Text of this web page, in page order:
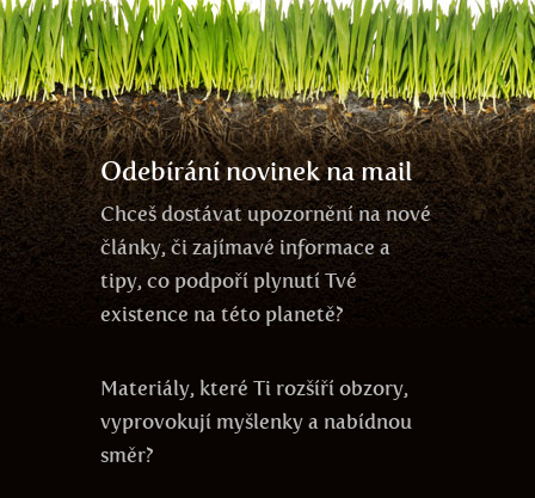
volná energie
vegetariánství léčení neutralita Keshe
veganství vývoj čas odlesňování agrese
za oponouduše sója Tesla gmo
Odebírání novinek na mail
Chceš dostávat upozornění na nové
články, či zajímavé informace a
tipy, co podpoří plynutí Tvé
existence na této planetě?
Materiály, které Ti rozšíří obzory,
vyprovokují myšlenky a nabídnou
směr?